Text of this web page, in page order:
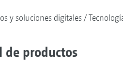
y soluciones digitales
de productos